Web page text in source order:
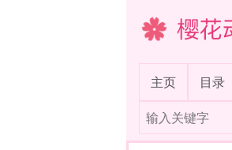
樱花动漫
主页(current)
目录